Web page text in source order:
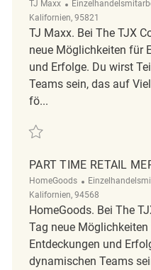
TJ Maxx Kategorie
Kalifornien, 95821
TJ Maxx. Bei The TJX
neue Möglichkeiten für
und Erfolge. Du wirst
Teams sein, das auf
fö...
Retten Part time Retail
PART TIME RETAIL
HomeGoods Kategorie
Kalifornien, 94568
HomeGoods. Bei The
Tag neue
Entdeckungen und
dynamischen Teams